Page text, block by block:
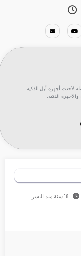
لأحدث أجهزة أبل الذكية
الذكية.
18 سنة منذ النشر